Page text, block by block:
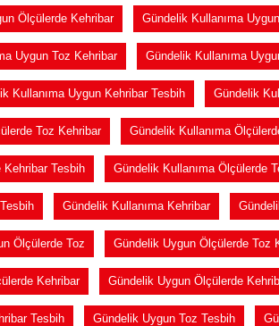
Ölçülerde Kehribar Gündelik Kullanıma
Uygun Toz Kehribar Gündelik Kullanıma
Kullanıma Uygun Kehribar Tesbih Gündelik
Toz Kehribar Gündelik Kullanıma
Kehribar Tesbih Gündelik Kullanıma Ölçülerde
Gündelik Kullanıma Kehribar
Ölçülerde Toz Gündelik Uygun Ölçülerde Toz
Kehribar Gündelik Uygun Ölçülerde
Tesbih Gündelik Uygun Toz Tesbih